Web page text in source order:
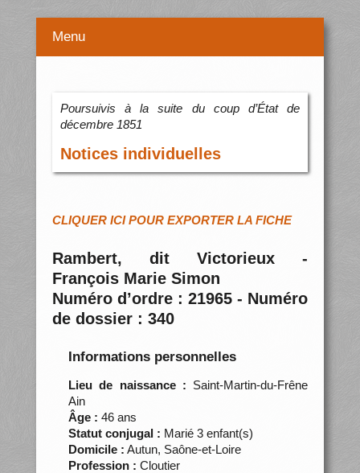
Menu
Poursuivis à la suite du coup d’État de
décembre 1851
Notices individuelles
CLIQUER ICI POUR EXPORTER LA FICHE
Rambert, dit Victorieux -
François Marie Simon
Numéro d’ordre : 21965 - Numéro
de dossier : 340
Informations personnelles
Lieu de naissance : Saint-Martin-du-Frêne
Ain
Âge : 46 ans
Statut conjugal : Marié 3 enfant(s)
Domicile : Autun, Saône-et-Loire
Profession : Cloutier